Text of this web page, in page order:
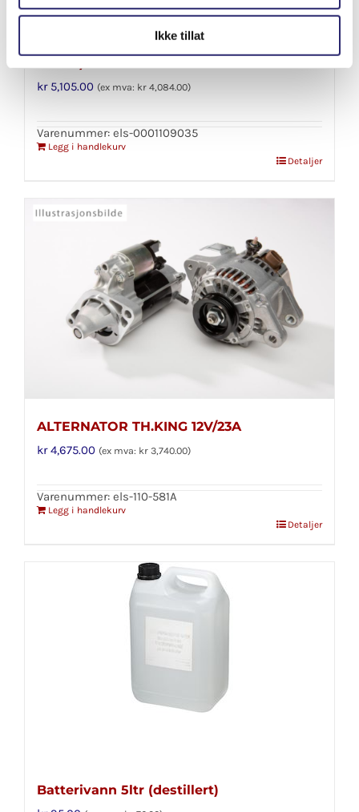
Ikke tillat
STARTER 9T 2KW PERKINS D2-55 (25-
kr5,105.00 (ex mva: kr 4,084.00)
Varenummer: els-0001109035
Legg i handlekurv
Detaljer
ALTERNATOR TH.KING 12V/23A
kr4,675.00 (ex mva: kr 3,740.00)
Varenummer: els-110-581A
Legg i handlekurv
Detaljer
Batterivann 5ltr (destillert)